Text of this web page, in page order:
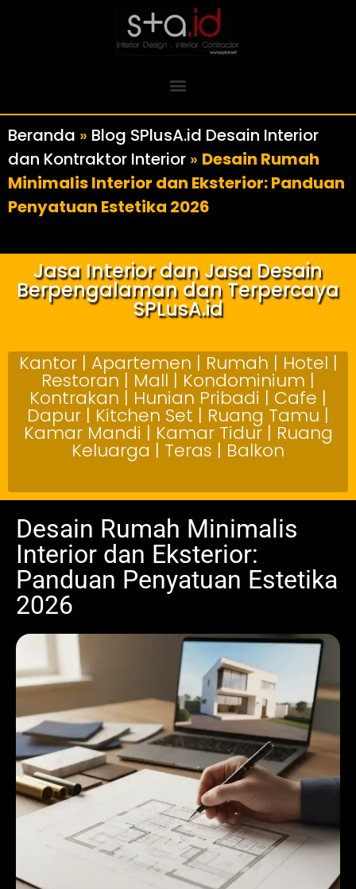
Beranda » Blog SPlusA.id Desain Interior
dan Kontraktor Interior » Desain Rumah
Minimalis Interior dan Eksterior: Panduan
Penyatuan Estetika 2026
Jasa Interior dan Jasa Desain
Berpengalaman dan Terpercaya
SPLusA.id
Kantor | Apartemen | Rumah | Hotel |
Restoran | Mall | Kondominium |
Kontrakan | Hunian Pribadi | Cafe |
Dapur | Kitchen Set | Ruang Tamu |
Kamar Mandi | Kamar Tidur | Ruang
Keluarga | Teras | Balkon
Desain Rumah Minimalis
Interior dan Eksterior:
Panduan Penyatuan Estetika
2026